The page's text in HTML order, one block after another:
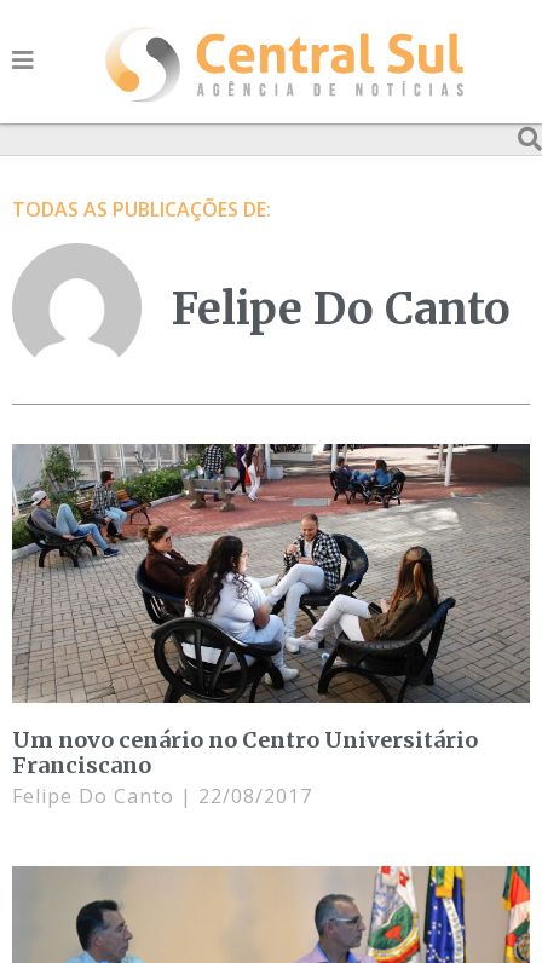
TODAS AS PUBLICAÇÕES DE:
Felipe Do Canto
Um novo cenário no Centro Universitário
Franciscano
Felipe Do Canto 22/08/2017